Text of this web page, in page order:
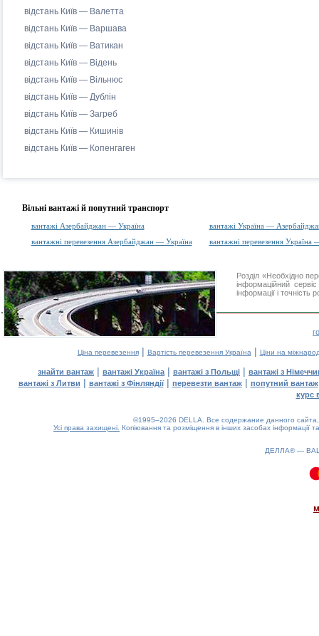
відстань Київ — Валетта
відстань Київ — Варшава
відстань Київ — Ватикан
відстань Київ — Відень
відстань Київ — Вільнюс
відстань Київ — Дублін
відстань Київ — Загреб
відстань Київ — Кишинів
відстань Київ — Копенгаген
Вільні вантажі й попутний транспорт
вантажі Азербайджан — Україна
вантажі Україна —
вантажні перевезення Азербайджан — Україна
вантажні перевезення
Розділ «Необхідно
інформаційний
інформації і
Ціна перевезення| Вартість перевезення Україна | Ціни на
знайти вантаж | вантажі Україна | вантажі з Польщі | вантажі з
вантажі з Литви | вантажі з Фінляндії| перевезти вантаж| попутний вантаж
курс
©1995–2026 DELLA. Все содержание данного
Усі права захищені. Копіювання та розміщення в інших засобах інформації
ДЕЛЛА® —